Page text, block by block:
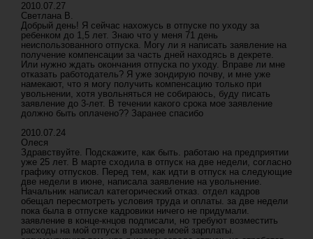
2010.07.27
Светлана В.
Добрый день! Я сейчас нахожусь в отпуске по уходу за
ребенком до 1,5 лет. Знаю что у меня 71 день
неиспользованного отпуска. Могу ли я написать заявление на
получение компенсации за часть дней находясь в декрете.
Или нужно ждать окончания отпуска по уходу. Вправе ли мне
отказать работодатель? Я уже зондирую почву, и мне уже
намекают, что я могу получить компенсацию только при
увольнении, хотя увольняться не собираюсь, буду писать
заявление до 3-лет. В течении какого срока мое заявление
должно быть оплачено?? Заранее спасибо
2010.07.24
Олеся
Здравствуйте. Подскажите, как быть. работаю на предприятии
уже 25 лет. В марте сходила в отпуск на две недели, согласно
графику отпусков. Перед тем, как идти в отпуск на следующие
две недели в июне, написала заявление на увольнение.
Начальник написал категорический отказ. отдел кадров
обещал пересмотреть условия труда и оплаты. за две недели
пока была в отпуске кадровики ничего не придумали.
заявление в конце-кнцов подписали, но требуют возместить
расходы на мой отпуск в размере моей зарплаты.